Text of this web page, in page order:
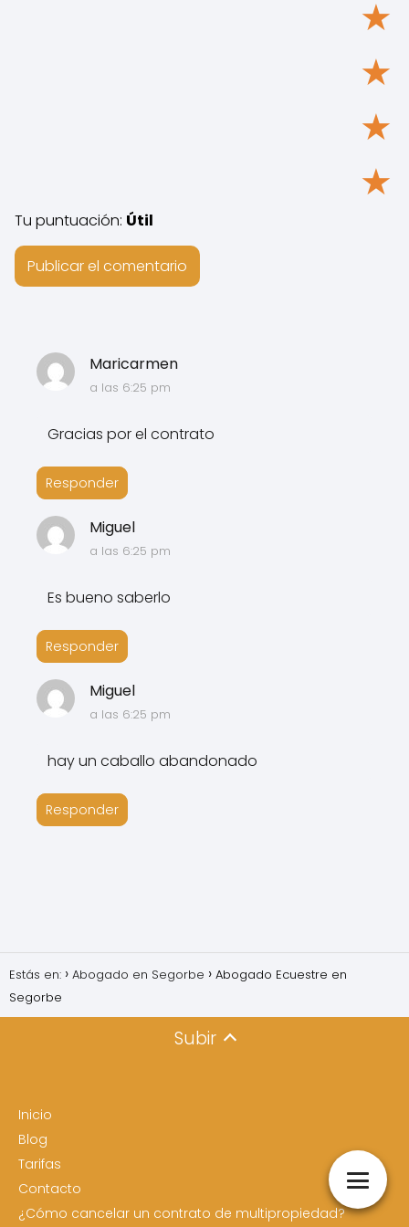
Maricarmen
a las 6:25 pm
Gracias por el contrato
Responder
Miguel
a las 6:25 pm
Es bueno saberlo
Responder
Miguel
a las 6:25 pm
hay un caballo abandonado
Responder
★
★
★
★
Tu puntuación: Útil
Estás en: Abogado en Segorbe
Abogado Ecuestre en
Segorbe
Subir
Inicio
Blog
Tarifas
Contacto
¿Cómo cancelar un contrato de multipropiedad?